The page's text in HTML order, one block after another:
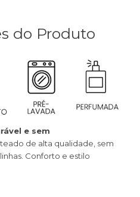
do Produto
e sem
de alta qualidade, sem
Conforto e estilo